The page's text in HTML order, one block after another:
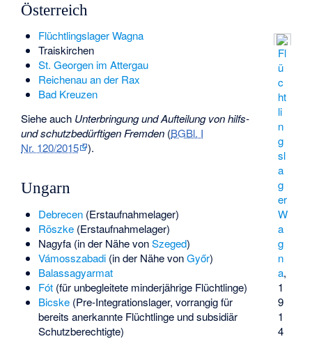
Österreich
Fl
ü
c
ht
li
n
g
sl
a
g
er
W
a
g
n
a,
1
9
1
4
Flüchtlingslager Wagna
Traiskirchen
St. Georgen im Attergau
Reichenau an der Rax
Bad Kreuzen
Siehe auch Unterbringung und Aufteilung von hilfs-
und schutzbedürftigen Fremden (BGBl. I
Nr. 120/2015
).
Ungarn
Debrecen(Erstaufnahmelager)
Röszke(Erstaufnahmelager)
Nagyfa(in der Nähe vonSzeged)
Vámosszabadi(in der Nähe vonGyőr)
Balassagyarmat
Fót(für unbegleitete minderjährige Flüchtlinge)
Bicske(Pre-Integrationslager, vorrangig für
bereits anerkannte Flüchtlinge und subsidiär
Schutzberechtigte)